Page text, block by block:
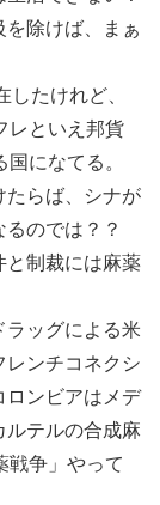
除けば、まぁ
たけれど、
レといえ邦貨
になてる。
たらば、シナが
のでは？？
と制裁には麻薬
ラッグによる米
レンチコネクシ
ロンビアはメデ
ルテルの合成麻
争」やって